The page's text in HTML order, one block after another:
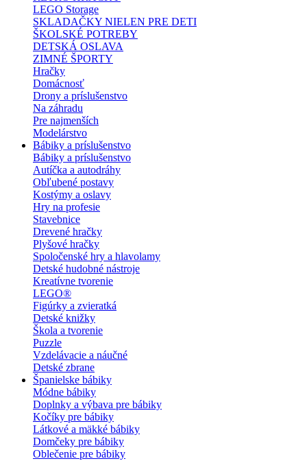
LEGO Storage
SKLADAČKY NIELEN PRE DETI
ŠKOLSKÉ POTREBY
DETSKÁ OSLAVA
ZIMNÉ ŠPORTY
Hračky
Domácnosť
Drony a príslušenstvo
Na záhradu
Pre najmenších
Modelárstvo
Bábiky a príslušenstvo
Bábiky a príslušenstvo
Autíčka a autodráhy
Obľubené postavy
Kostýmy a oslavy
Hry na profesie
Stavebnice
Drevené hračky
Plyšové hračky
Spoločenské hry a hlavolamy
Detské hudobné nástroje
Kreatívne tvorenie
LEGO®
Figúrky a zvieratká
Detské knižky
Škola a tvorenie
Puzzle
Vzdelávacie a náučné
Detské zbrane
Španielske bábiky
Módne bábiky
Doplnky a výbava pre bábiky
Kočíky pre bábiky
Látkové a mäkké bábiky
Domčeky pre bábiky
Oblečenie pre bábiky